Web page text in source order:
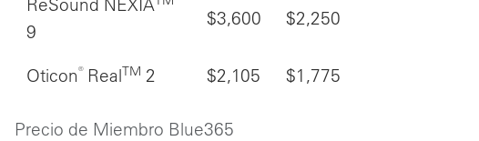
Precio de Miembro Blue365
ReSound NEXIA
9
$3,600 $2,250
Oticon® RealTM 2 $2,105 $1,775